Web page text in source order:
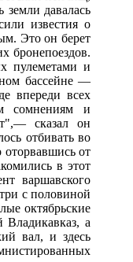
земли давалась
известия о
Это он берет
бронепоездов.
пулеметами и
бассейне —
впереди всех
сомнениям и
сказал он
отбивать во
оторвавшись от
в этот
варшавского
с половиной
октябрьские
а
вал, и здесь